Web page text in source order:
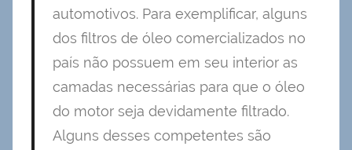
automotivos. Para exemplificar, alguns
dos filtros de óleo comercializados no
país não possuem em seu interior as
camadas necessárias para que o óleo
do motor seja devidamente filtrado.
Alguns desses competentes são